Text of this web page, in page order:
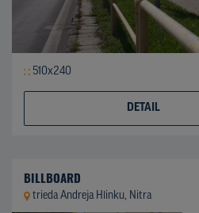
510x240
DETAIL
BILLBOARD
trieda Andreja Hlinku, Nitra